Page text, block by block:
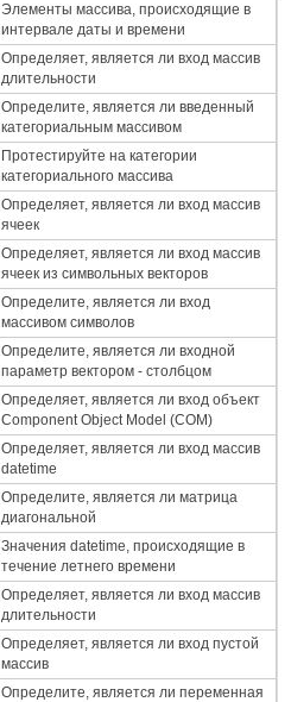
Элементы массива, происходящие в
интервале даты и времени
Определяет, является ли вход массив
длительности
Определите, является ли введенный
категориальным массивом
Протестируйте на категории
категориального массива
Определяет, является ли вход массив
ячеек
Определяет, является ли вход массив
ячеек из символьных векторов
Определите, является ли вход
массивом символов
Определите, является ли входной
параметр вектором - столбцом
Определяет, является ли вход объект
Component Object Model (COM)
Определяет, является ли вход массив
datetime
Определите, является ли матрица
диагональной
Значения datetime, происходящие в
течение летнего времени
Определяет, является ли вход массив
длительности
Определяет, является ли вход пустой
массив
Определите, является ли переменная